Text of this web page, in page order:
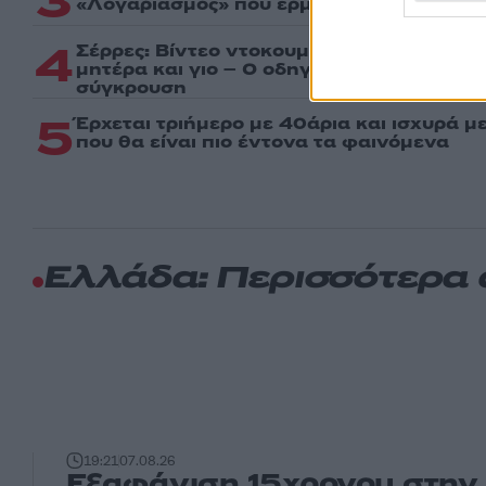
4 Σέρρες: Βίντεο ντοκουμέντο από το
μητέρα και γιο – Ο οδηγός του φορτηγού
σύγκρουση
5Έρχεται τριήμερο με 40άρια και ισχυρά
που θα είναι πιο έντονα τα φαινόμενα
Ελλάδα: Περισσότερα
19:2107.08.26